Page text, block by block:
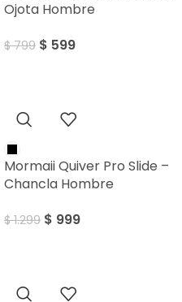
Ojota Hombre
$799 $ 599
Mormaii Quiver Pro Slide –
Chancla Hombre
$1.299 $ 999